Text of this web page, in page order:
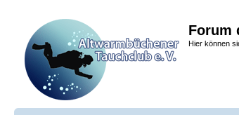
Forum
Hier können